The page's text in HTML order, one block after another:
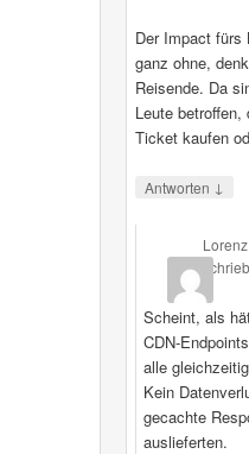
Der Impact fürs
ganz ohne,
Reisende. Da
Leute betroffen,
Ticket kaufen
Antworten ↓
Lorenz
schrieb
Scheint, als
alle
Kein
gecachte
auslieferten.